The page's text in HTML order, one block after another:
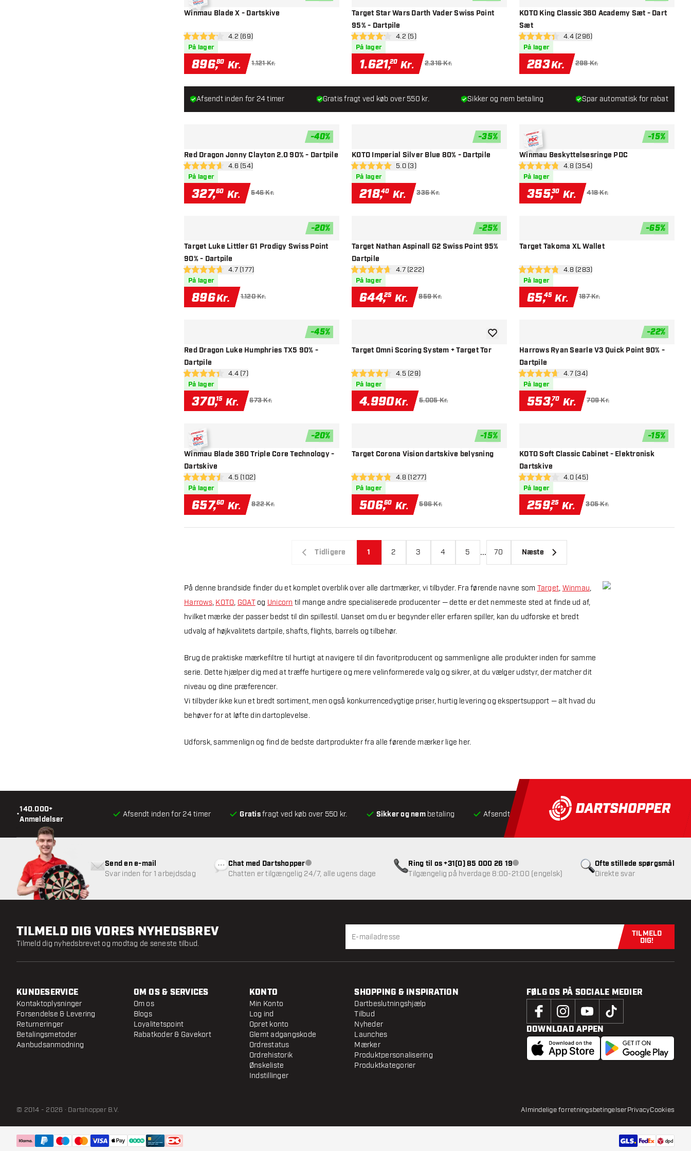
Winmau Blade X - Dartskive
åbn anmeldelsespanel
4.2 bedømmelsesstjerner
4.2 (69)
På lager
896,80 Kr. 1.121 Kr.
tilføje til ønskeliste
Target Star Wars Darth Vader Swiss Point
95% - Dartpile
åbn anmeldelsespanel
4.2 bedømmelsesstjerner
4.2 (5)
På lager
1.621,20 Kr. 2.316 Kr.
tilføje til ønskeliste
KOTO King Classic 360 Academy Sæt - Dart
Sæt
åbn anmeldelsespanel
4.4 bedømmelsesstjerner
4.4 (296)
På lager
283Kr. 298 Kr.
tilføje til
-40%
Red Dragon Jonny Clayton 2.0 90% - Dartpile
åbn anmeldelsespanel
4.6 bedømmelsesstjerner
4.6 (54)
På lager
327,60 Kr. 546 Kr.
tilføje til ønskeliste
-35%
KOTO Imperial Silver Blue 80% - Dartpile
åbn anmeldelsespanel
5 bedømmelsesstjerner
5.0 (3)
På lager
218,40 Kr. 336 Kr.
tilføje til ønskeliste
-15%
Winmau Beskyttelsesringe PDC
åbn anmeldelsespanel
4.8 bedømmelsesstjerner
4.8 (354)
På lager
355,30 Kr. 418 Kr.
tilføje til
-20%
Target Luke Littler G1 Prodigy Swiss Point
90% - Dartpile
åbn anmeldelsespanel
4.7 bedømmelsesstjerner
4.7 (177)
På lager
896Kr. 1.120 Kr.
tilføje til ønskeliste
-25%
Target Nathan Aspinall G2 Swiss Point 95%
Dartpile
åbn anmeldelsespanel
4.7 bedømmelsesstjerner
4.7 (222)
På lager
644,25 Kr. 859 Kr.
tilføje til ønskeliste
-65%
Target Takoma XL Wallet
åbn anmeldelsespanel
4.8 bedømmelsesstjerner
4.8 (283)
På lager
65,45 Kr. 187 Kr.
tilføje til
-45%
Red Dragon Luke Humphries TX5 90% -
Dartpile
åbn anmeldelsespanel
4.4 bedømmelsesstjerner
4.4 (7)
På lager
370,15 Kr. 673 Kr.
tilføje til ønskeliste
Target Omni Scoring System + Target Tor
åbn anmeldelsespanel
4.5 bedømmelsesstjerner
4.5 (29)
På lager
4.990Kr. 5.005 Kr.
tilføje til ønskeliste
-22%
Harrows Ryan Searle V3 Quick Point 90% -
Dartpile
åbn anmeldelsespanel
4.7 bedømmelsesstjerner
4.7 (34)
På lager
553,70 Kr. 709 Kr.
tilføje til
-20%
Winmau Blade 360 Triple Core Technology -
Dartskive
åbn anmeldelsespanel
4.5 bedømmelsesstjerner
4.5 (102)
På lager
657,60 Kr. 822 Kr.
tilføje til ønskeliste
-15%
Target Corona Vision dartskive belysning
åbn anmeldelsespanel
4.8 bedømmelsesstjerner
4.8 (1277)
På lager
506,60 Kr. 596 Kr.
tilføje til ønskeliste
-15%
KOTO Soft Classic Cabinet - Elektronisk
Dartskive
åbn anmeldelsespanel
4 bedømmelsesstjerner
4.0 (45)
På lager
259,25 Kr. 305 Kr.
tilføje til
Afsendt inden for 24 timer Gratis fragt ved køb over 550 kr. Sikker og nem betaling Spar automatisk for rabat
Tidligere 1 2 3 4 5 ... 70 Næste
På denne brandside finder du et komplet overblik over alle dartmærker, vi tilbyder. Fra førende navne som Target, Winmau,
Harrows, KOTO, GOATog Unicorn til mange andre specialiserede producenter — dette er det nemmeste sted at finde ud af,
hvilket mærke der passer bedst til din spillestil. Uanset om du er begynder eller erfaren spiller, kan du udforske et bredt
udvalg af højkvalitets dartpile, shafts, flights, barrels og tilbehør.
Brug de praktiske mærkefiltre til hurtigt at navigere til din favoritproducent og sammenligne alle produkter inden for samme
serie. Dette hjælper dig med at træffe hurtigere og mere velinformerede valg og sikrer, at du vælger udstyr, der matcher dit
niveau og dine præferencer.
Vi tilbyder ikke kun et bredt sortiment, men også konkurrencedygtige priser, hurtig levering og ekspertsupport — alt hvad du
behøver for at løfte din dartoplevelse.
Udforsk, sammenlign og find de bedste dartprodukter fra alle førende mærker lige her.
•
140.000+
Anmeldelser
Afsendt inden for 24 timer Gratisfragt ved køb over 550 kr. Sikker og nembetaling Afsendt inden for 24 timer Gratisfragt ved køb over
Ofte stillede spørgsmål
Direkte svar
Send en e-mail
Svar inden for 1 arbejdsdag
Chat med DartshopperKundeservice ikke tilgængelig
Chatten er tilgængelig 24/7, alle ugens dage
Ring til os +31(0) 85 000 26 19Kundeservice ikke tilgængelig
Tilgængelig på hverdage 8:00-21:00 (engelsk)
TILMELD DIG VORES NYHEDSBREV
Tilmeld dig nyhedsbrevet og modtag de seneste tilbud.
Tilmeld dig
TILMELD
DIG!
KUNDESERVICE
Kontaktoplysninger
Forsendelse & Levering
Returneringer
Betalingsmetoder
Aanbudsanmodning
OM OS & SERVICES
Om os
Blogs
Loyalitetspoint
Rabatkoder & Gavekort
KONTO
Min Konto
Log ind
Opret konto
Glemt adgangskode
Ordrestatus
Ordrehistorik
Ønskeliste
Indstillinger
SHOPPING & INSPIRATION
Dartbeslutningshjælp
Tilbud
Nyheder
Launches
Mærker
Produktpersonalisering
Produktkategorier
FØLG OS PÅ SOCIALE MEDIER
DOWNLOAD APPEN
© 2014 - 2026 · Dartshopper B.V. Almindelige forretningsbetingelserPrivacyCookies